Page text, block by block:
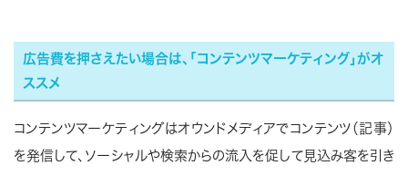
広告費を押さえたい場合は、「コンテンツマーケティング」がオ
ススメ
コンテンツマーケティングはオウンドメディアでコンテンツ（記事）
を発信して、ソーシャルや検索からの流入を促して見込み客を引き